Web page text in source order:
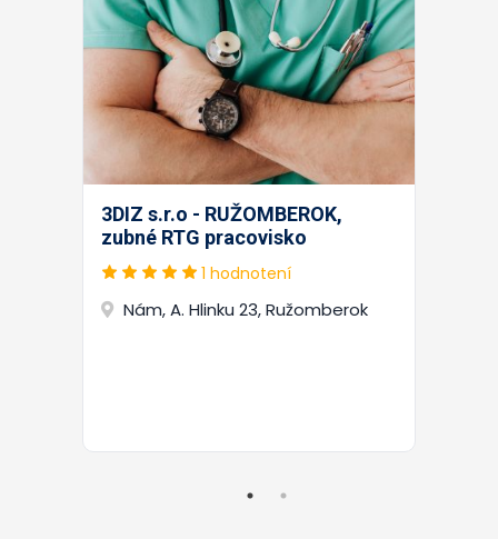
3DIZ s.r.o - RUŽOMBEROK,
zubné RTG pracovisko
1 hodnotení
Nám, A. Hlinku 23, Ružomberok